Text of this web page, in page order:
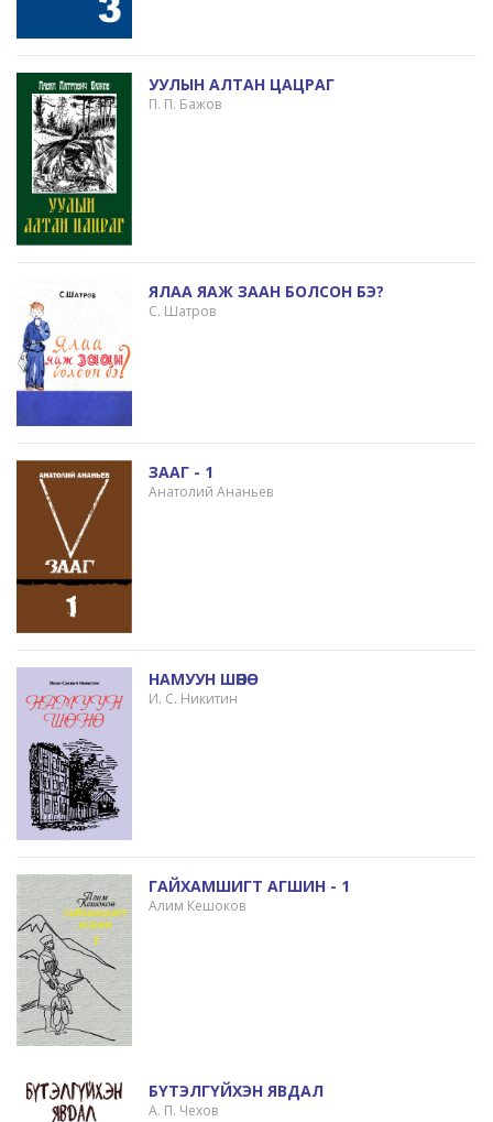
УУЛЫН АЛТАН ЦАЦРАГ
П. П. Бажов
ЯЛАА ЯАЖ ЗААН БОЛСОН БЭ?
С. Шатров
ЗААГ - 1
Анатолий Ананьев
НАМУУН ШӨНӨ
И. С. Никитин
ГАЙХАМШИГТ АГШИН - 1
Алим Кешоков
БҮТЭЛГҮЙХЭН ЯВДАЛ
А. П. Чехов